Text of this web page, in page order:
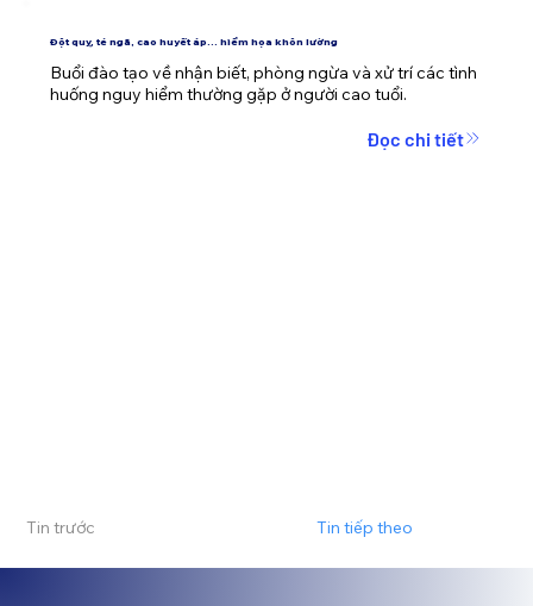
Đột quỵ, té ngã, cao huyết áp... hiểm họa khôn lường
Buổi đào tạo về nhận biết, phòng ngừa và xử trí các tình
huống nguy hiểm thường gặp ở người cao tuổi.
Đọc chi tiết
Tin trước Tin tiếp theo